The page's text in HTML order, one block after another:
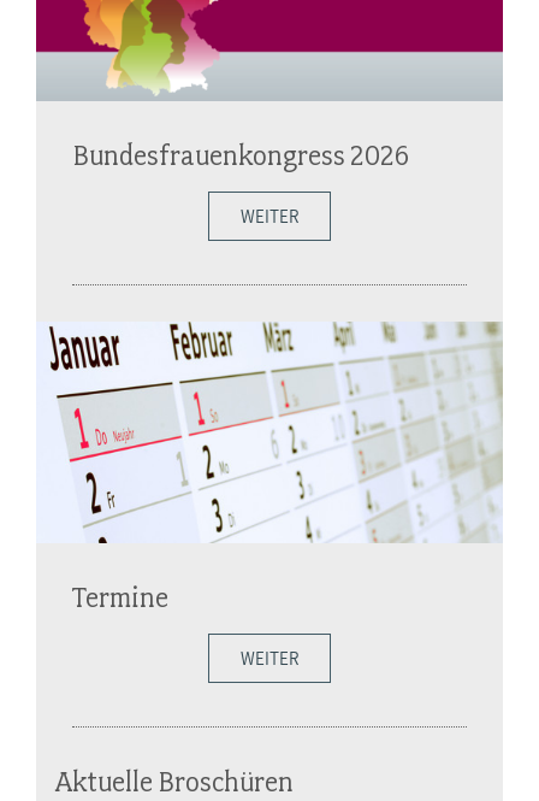
Bundesfrauenkongress 2026
WEITER
Termine
WEITER
Aktuelle Broschüren